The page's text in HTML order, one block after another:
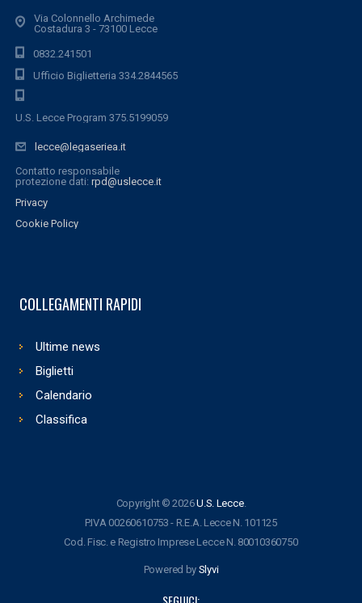
Via Colonnello Archimede
Costadura 3 - 73100 Lecce
0832.241501
Ufficio Biglietteria 334.2844565
U.S. Lecce Program 375.5199059
lecce@legaseriea.it
Contatto responsabile
protezione dati: rpd@uslecce.it
Privacy
Cookie Policy
COLLEGAMENTI RAPIDI
Ultime news
Biglietti
Calendario
Classifica
Copyright © 2026U.S. Lecce.
P.IVA 00260610753 - R.E.A. Lecce N. 101125
Cod. Fisc. e Registro Imprese Lecce N. 80010360750
Powered by Slyvi